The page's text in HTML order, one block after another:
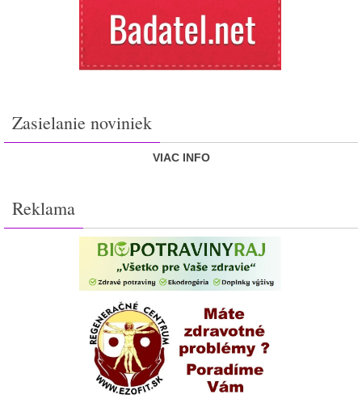
Zasielanie noviniek
VIAC INFO
Reklama